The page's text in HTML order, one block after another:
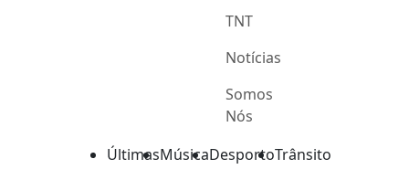
TNT
Notícias
Somos
Nós
ÚltimasMúsicaDesportoTrânsito